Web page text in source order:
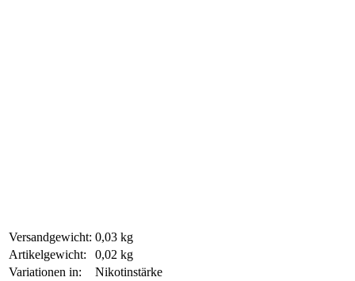
Versandgewicht: 0,03 kg
Artikelgewicht:
0,02 kg
Variationen in:
Nikotinstärke